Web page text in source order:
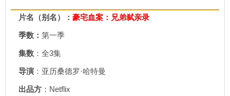
片名（别名）： 豪宅血案：兄弟弑亲录
季数： 第一季
集数 ：全3集
导演 ：亚历桑德罗·哈特曼
出品方 ：Netflix